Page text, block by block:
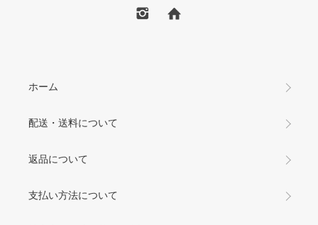
ホーム
配送・送料について
返品について
支払い方法について